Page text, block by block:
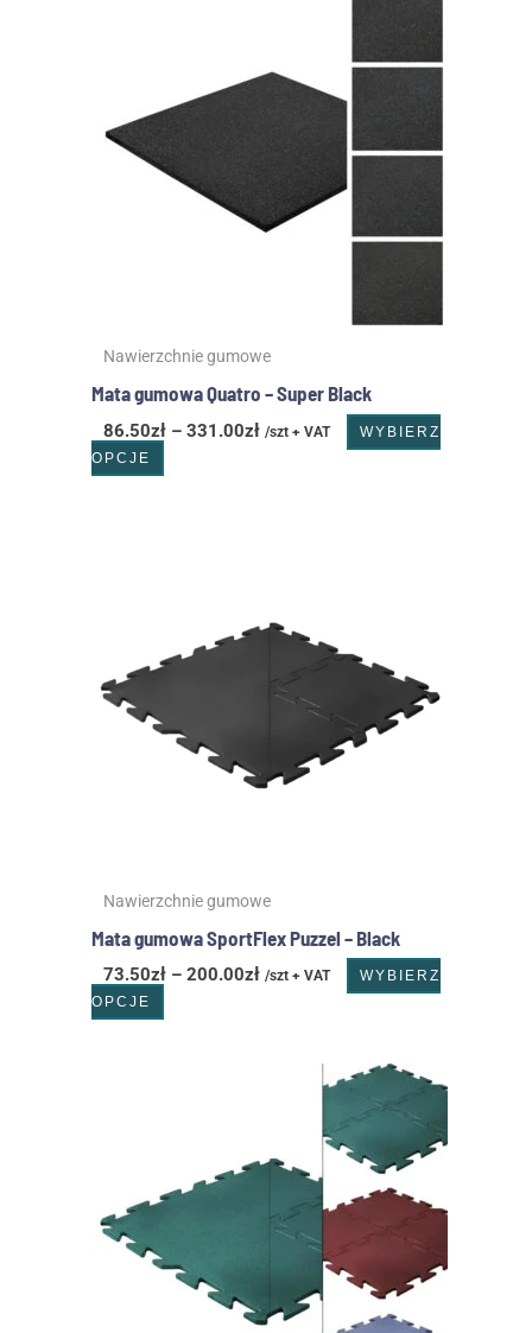
Nawierzchnie gumowe
Mata gumowa Quatro – Super Black
86.50zł – 331.00zł
do
331.00zł
/szt + VAT
WYBIERZ
OPCJE
wariantów.
Opcje
wybrać
Nawierzchnie gumowe
Mata gumowa SportFlex Puzzel – Black
73.50zł – 200.00zł
do
200.00zł
/szt + VAT
WYBIERZ
OPCJE
wariantów.
Opcje
na
stronie
Zakres
cen:
136.50zł
do
13
650.00zł
wariantów.
Opcje
na
stronie